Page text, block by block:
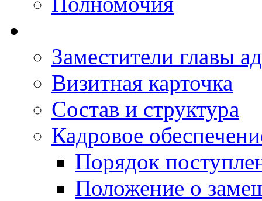
Заместители главы
Визитная карточка
Состав и структура
Кадровое
Порядок
Положение о